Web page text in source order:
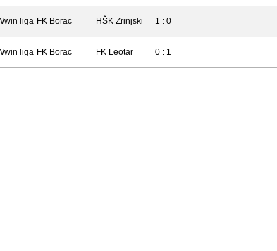
liga FK Borac HŠK Zrinjski 1 : 0
liga FK Borac FK Leotar 0 : 1